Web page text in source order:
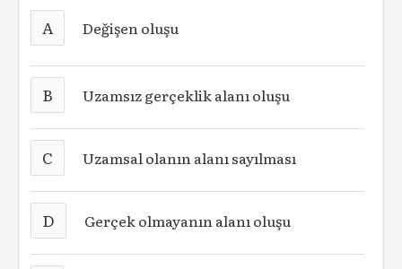
A Değişen oluşu
B Uzamsız gerçeklik alanı oluşu
C Uzamsal olanın alanı sayılması
D Gerçek olmayanın alanı oluşu